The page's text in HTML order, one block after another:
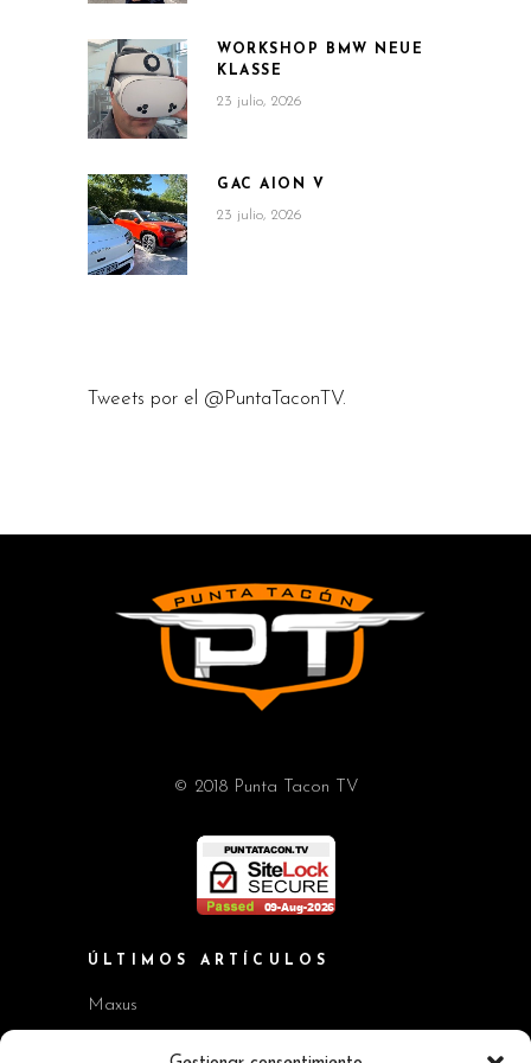
WORKSHOP BMW NEUE
KLASSE
23 julio, 2026
GAC AION V
23 julio, 2026
Tweets por el @PuntaTaconTV.
© 2018 Punta Tacon TV
ÚLTIMOS ARTÍCULOS
Maxus
Workshop BMW Neue Klasse